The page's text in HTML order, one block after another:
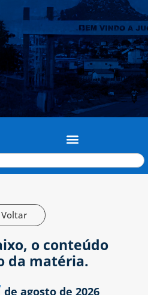
Voltar
o conteúdo
da matéria.
de agosto de 2026